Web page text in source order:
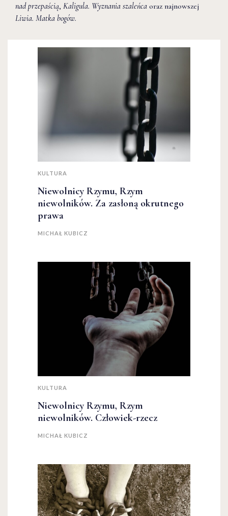
nad przepaścią, Kaligula. Wyznania szaleńca oraz najnowszej
Liwia. Matka bogów.
KULTURA
Niewolnicy Rzymu, Rzym
niewolników. Za zasłoną okrutnego
prawa
MICHAŁ KUBICZ
KULTURA
Niewolnicy Rzymu, Rzym
niewolników. Człowiek-rzecz
MICHAŁ KUBICZ